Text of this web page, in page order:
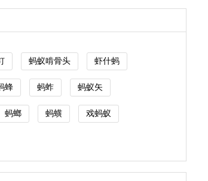
蚂蚁啃骨头 虾什蚂
蜂 蚂蚱 蚂蚁矢
蚂螂 蚂蟥 戏蚂蚁